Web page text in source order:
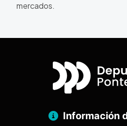
mercados.
Información